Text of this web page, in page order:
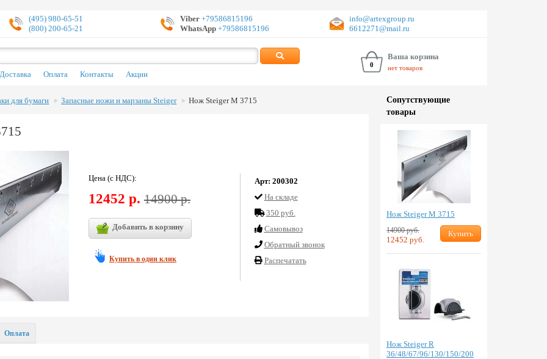
(495) 980-65-51
(800) 200-65-21
Viber+79586815196
WhatsApp+79586815196
info@artexgroup.ru
6612271@mail.ru
Доставка Оплата Контакты Акции
0
Ваша корзина
нет товаров
для бумаги Запасные ножи и марзаны Steiger Нож Steiger M 3715
Цена (с НДС):
12452 р. 14900 р.
Добавить в корзину
Купить в один клик
Арт: 200302
На складе
350 руб.
Cамовывоз
Обратный звонок
Распечатать
Оплата
Сопут­ствую­щие
товары
Нож Steiger M 3715
14900 руб.
12452 руб.
Купить
Нож Steiger R
36/48/67/96/130/150/200